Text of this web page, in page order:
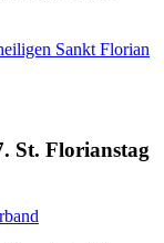
Sankt Florian
St. Florianstag